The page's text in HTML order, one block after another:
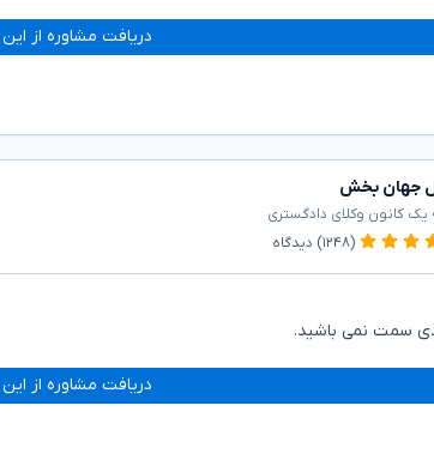
دریافت مشاوره از
جهان بخش
یک کانون وکلای دادگستری
(۱۲۴۸) دیدگاه
ذی سمت نمی باشید.
دریافت مشاوره از